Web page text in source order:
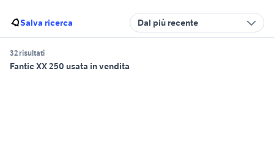
Salva ricerca Dal più recente
32 risultati
Fantic XX 250 usata in vendita